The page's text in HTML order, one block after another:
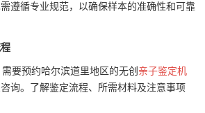
遵循专业规范，以确保样本的准确性和可靠
要预约哈尔滨道里地区的无创 亲子鉴定机
询。了解鉴定流程、所需材料及注意事项